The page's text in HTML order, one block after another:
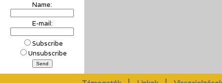
Name:
E-mail:
Subscribe
Unsubscribe